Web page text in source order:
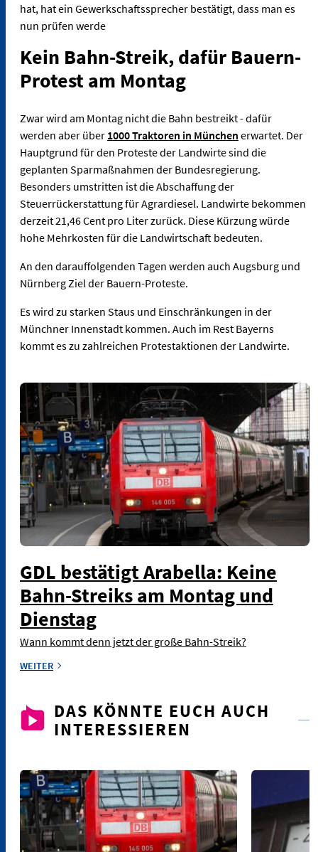
hat, hat ein Gewerkschaftssprecher bestätigt, dass man es
nun prüfen werde
Kein Bahn-Streik, dafür Bauern-
Protest am Montag
Zwar wird am Montag nicht die Bahn bestreikt - dafür
werden aber über 1000 Traktoren in München erwartet. Der
Hauptgrund für den Proteste der Landwirte sind die
geplanten Sparmaßnahmen der Bundesregierung.
Besonders umstritten ist die Abschaffung der
Steuerrückerstattung für Agrardiesel. Landwirte bekommen
derzeit 21,46 Cent pro Liter zurück. Diese Kürzung würde
hohe Mehrkosten für die Landwirtschaft bedeuten.
An den darauffolgenden Tagen werden auch Augsburg und
Nürnberg Ziel der Bauern-Proteste.
Es wird zu starken Staus und Einschränkungen in der
Münchner Innenstadt kommen. Auch im Rest Bayerns
kommt es zu zahlreichen Protestaktionen der Landwirte.
GDL bestätigt Arabella: Keine
Bahn-Streiks am Montag und
Dienstag
Wann kommt denn jetzt der große Bahn-Streik?
WEITER
DAS KÖNNTE EUCH AUCH
INTERESSIEREN